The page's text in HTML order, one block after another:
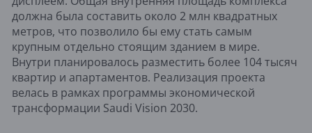
должна была составить около 2 млн квадратных
метров, что позволило бы ему стать самым
крупным отдельно стоящим зданием в мире.
Внутри планировалось разместить более 104 тысяч
квартир и апартаментов. Реализация проекта
велась в рамках программы экономической
трансформации Saudi Vision 2030.